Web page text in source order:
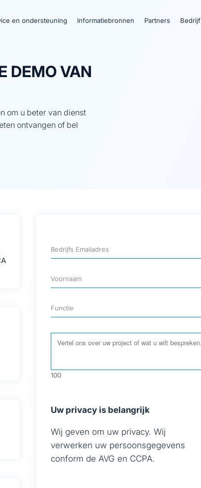
en ondersteuning Informatiebronnen Partners Bedrijf
DEMO VAN
om u beter van dienst
ontvangen of bel
100
Uw privacy is belangrijk
Wij geven om uw privacy. Wij
verwerken uw persoonsgegevens
conform de AVG en CCPA.